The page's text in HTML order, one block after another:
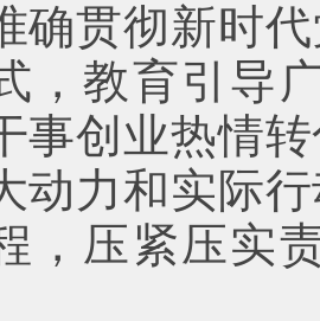
确贯彻新时
，教育引导
事创业热情
动力和实际
，压紧压实